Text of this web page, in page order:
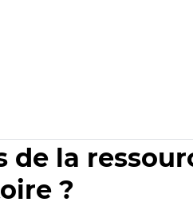
la
?